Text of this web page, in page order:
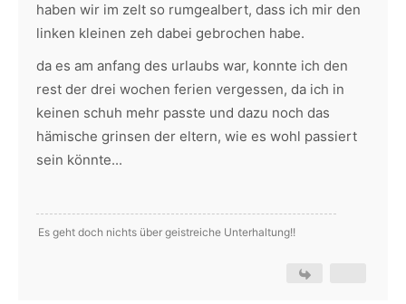
haben wir im zelt so rumgealbert, dass ich mir den
linken kleinen zeh dabei gebrochen habe.
da es am anfang des urlaubs war, konnte ich den
rest der drei wochen ferien vergessen, da ich in
keinen schuh mehr passte und dazu noch das
hämische grinsen der eltern, wie es wohl passiert
sein könnte...
Es geht doch nichts über geistreiche Unterhaltung!!